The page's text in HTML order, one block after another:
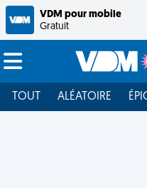
VDM pour mobile
Gratuit
TOUT ALÉATOIRE